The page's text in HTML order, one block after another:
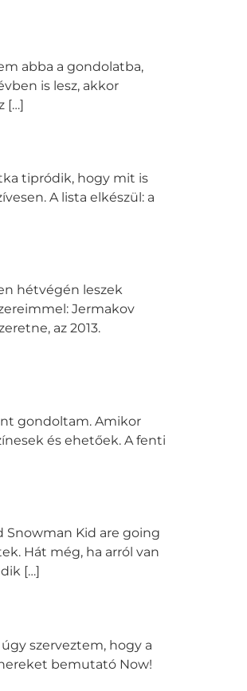
abba a gondolatba,
is lesz, akkor
[…]
tipródik, hogy mit is
A lista elkészül: a
hétvégén leszek
Jermakov
az 2013.
gondoltam. Amikor
és ehetőek. A fenti
Snowman Kid are going
Hát még, ha arról van
[…]
szerveztem, hogy a
bemutató Now!